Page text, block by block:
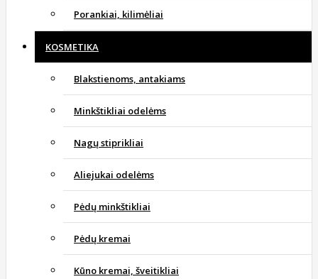
Porankiai, kilimėliai
KOSMETIKA
Blakstienoms, antakiams
Minkštikliai odelėms
Nagų stiprikliai
Aliejukai odelėms
Pėdų minkštikliai
Pėdų kremai
Kūno kremai, šveitikliai